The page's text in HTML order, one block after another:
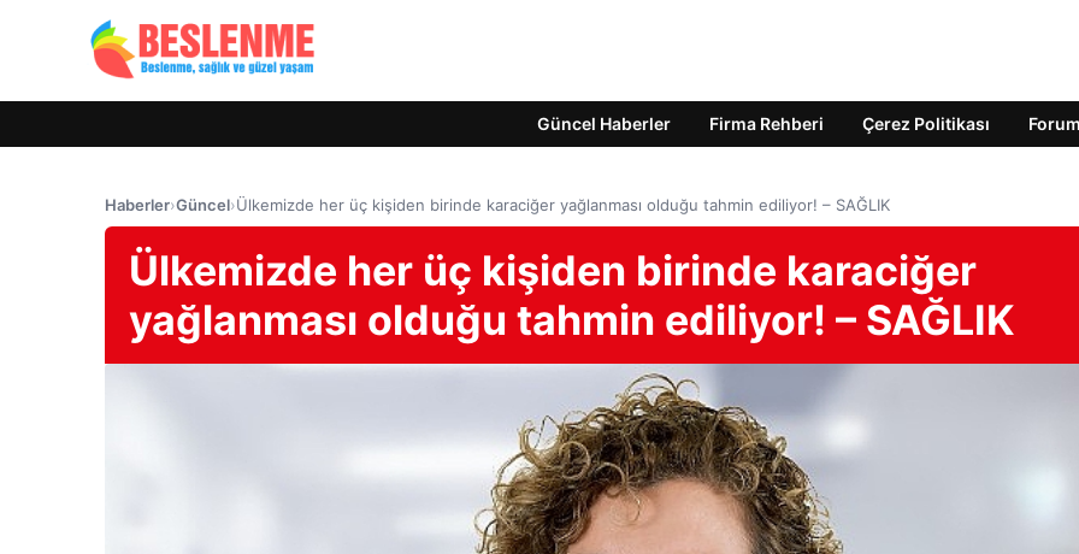
Güncel Haberler Firma Rehberi Çerez Politikası Forum
Haberler›Güncel›Ülkemizde her üç kişiden birinde karaciğer yağlanması olduğu tahmin ediliyor! – SAĞLIK
Ülkemizde her üç kişiden birinde karaciğer
yağlanması olduğu tahmin ediliyor! – SAĞLIK